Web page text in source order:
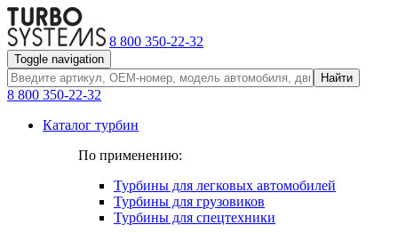
8 800 350-22-32
Toggle navigation
Найти
8 800 350-22-32
Каталог турбин
По применению:
Турбины для легковых автомобилей
Турбины для грузовиков
Турбины для спецтехники